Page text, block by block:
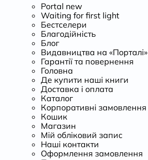
Portal new
Waiting for first light
Бестселери
Благодійність
Блог
Видавництва на «Порталі»
Гарантії та повернення
Головна
Де купити наші книги
Доставка і оплата
Каталог
Корпоративні замовлення
Кошик
Магазин
Мій обліковий запис
Наші контакти
Оформлення замовлення